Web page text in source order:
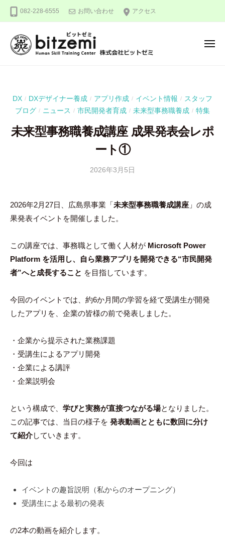
082-228-6555 お問い合わせ アクセス
社
ッ
を
究
め
メ
DX / DXデザイナー養成 / アプリ作成 / イベント情報 / スタッフ
ブログ / ニュース / 市民開発者育成 / 未来型事務職養成 / 特集
未来型事務職養成講座 成果発表会レポ
ート①
2026年3月5日
田
2026年2月27日、広島県事業「 未来型事務職養成講座 」の成
果発表イベントを開催しました。
この講座では、事務職として働く人材が Microsoft Power
Platform を活用し、自ら業務アプリを開発できる“市民開発
者”へと成長すること を目指しています。
今回のイベントでは、約6か月間の学習を経て受講生が開発
したアプリを、企業の皆様の前で発表しました。
・企業から提示された業務課題
・受講生によるアプリ開発
・企業による講評
・企業説明会
という構成で、 学びと実務が直接つながる場となりました。
この記事では、当日の様子を 発表動画とともに数回に分け
て紹介していきます。
今回は
イベントの趣旨説明（私からのオープニング）
受講生による最初の発表
の2本の動画を紹介します。
会
社
ビ
ミ